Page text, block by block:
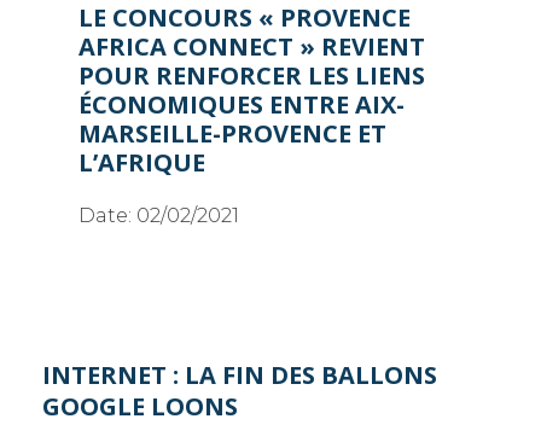
LE CONCOURS « PROVENCE
AFRICA CONNECT » REVIENT
POUR RENFORCER LES LIENS
ÉCONOMIQUES ENTRE AIX-
MARSEILLE-PROVENCE ET
L’AFRIQUE
Date: 02/02/2021
INTERNET : LA FIN DES BALLONS
GOOGLE LOONS